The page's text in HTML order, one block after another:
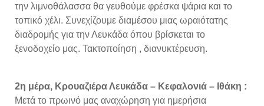
την λιμνοθάλασσα θα γευθούμε φρέσκα ψάρια και το
τοπικό χέλι. Συνεχίζουμε διαμέσου μιας ωραιότατης
διαδρομής για την Λευκάδα όπου βρίσκεται το
ξενοδοχείο μας. Τακτοποίηση , διανυκτέρευση.
2η μέρα, Κρουαζιέρα Λευκάδα – Κεφαλονιά – Ιθάκη :
Μετά το πρωινό μας αναχώρηση για ημερήσια